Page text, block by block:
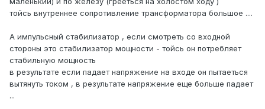
тойсь внутреннее сопротивление трансформатора большое ....
А импульсный стабилизатор , если смотреть со входной
стороны это стабилизатор мощности - тойсь он потребляет
стабильную мощность
в результате если падает напряжение на входе он пытаеться
вытянуть током , в результате напряжение еще больше падает
...